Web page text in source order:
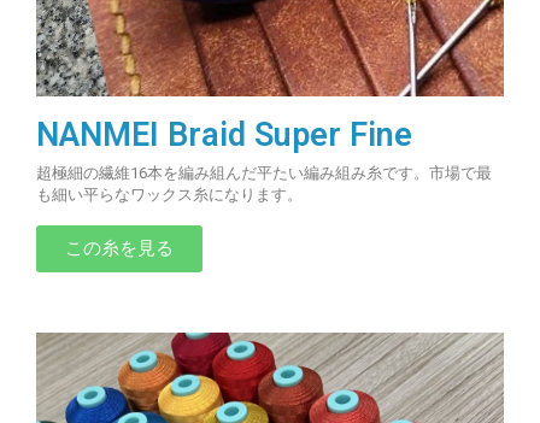
NANMEI Braid Super Fine
超極細の繊維16本を編み組んだ平たい編み組み糸です。市場で最
も細い平らなワックス糸になります。
この糸を見る